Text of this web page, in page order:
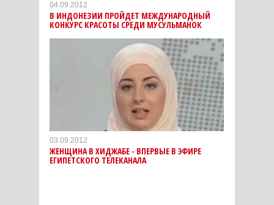
04.09.2012
В ИНДОНЕЗИИ ПРОЙДЕТ МЕЖДУНАРОДНЫЙ
КОНКУРС КРАСОТЫ СРЕДИ МУСУЛЬМАНОК
03.09.2012
ЖЕНЩИНА В ХИДЖАБЕ - ВПЕРВЫЕ В ЭФИРЕ
ЕГИПЕТСКОГО ТЕЛЕКАНАЛА